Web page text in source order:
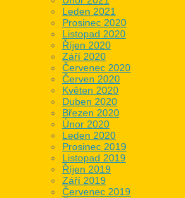
Leden 2021
Prosinec 2020
Listopad 2020
Říjen 2020
Září 2020
Červenec 2020
Červen 2020
Květen 2020
Duben 2020
Březen 2020
Únor 2020
Leden 2020
Prosinec 2019
Listopad 2019
Říjen 2019
Září 2019
Červenec 2019